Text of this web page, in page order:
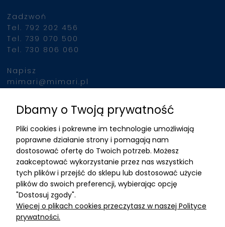
Zadzwoń
Tel. 792 202 456
Tel. 739 070 500
Tel. 730 806 060
Napisz
mimari@mimari.pl
Znajdziesz nas
ADRES
MIMARI sp z o.o.
ul. Kurkowa 12
50-210 Wrocław
Dane rejestracyjne
NIP:8982325327
Dbamy o Twoją prywatność
Pliki cookies i pokrewne im technologie umożliwiają
poprawne działanie strony i pomagają nam
dostosować ofertę do Twoich potrzeb. Możesz
zaakceptować wykorzystanie przez nas wszystkich
tych plików i przejść do sklepu lub dostosować użycie
plików do swoich preferencji, wybierając opcję
"Dostosuj zgody".
Więcej o plikach cookies przeczytasz w naszej Polityce
prywatności.